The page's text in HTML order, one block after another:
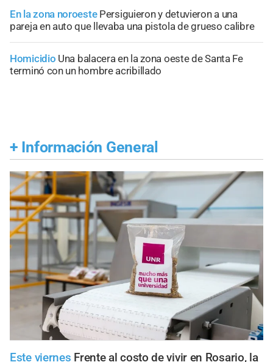
En la zona noroeste Persiguieron y detuvieron a una
pareja en auto que llevaba una pistola de grueso calibre
Homicidio Una balacera en la zona oeste de Santa Fe
terminó con un hombre acribillado
+ Información General
Este viernes Frente al costo de vivir en Rosario, la